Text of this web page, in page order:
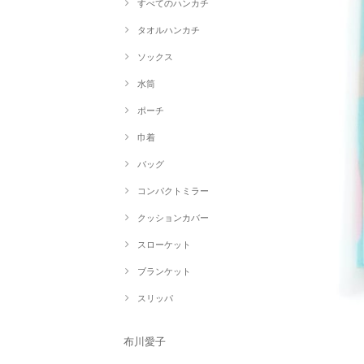
すべてのハンカチ
タオルハンカチ
ソックス
水筒
ポーチ
巾着
バッグ
コンパクトミラー
クッションカバー
スローケット
ブランケット
スリッパ
布川愛子